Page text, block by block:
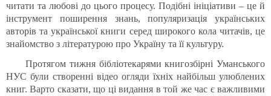
читати та любові до цього процесу. Подібні ініціативи – це й
інструмент поширення знань, популяризація українських
авторів та української книги серед широкого кола читачів, це
знайомство з літературою про Україну та її культуру.
Протягом тижня бібліотекарями книгозбірні Уманського
НУС були створенні відео огляди їхніх найбільш улюблених
книг. Варто сказати, що ці видання в той же час є важливими